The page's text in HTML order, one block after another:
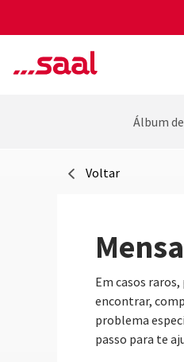
Álbum
Voltar
Em casos
encontrar,
problema
passo para te